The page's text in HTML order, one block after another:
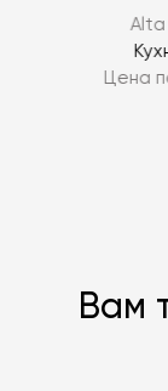
ЗАДАТЬ
ЗАДАТЬ
Alta
Цена
Вам